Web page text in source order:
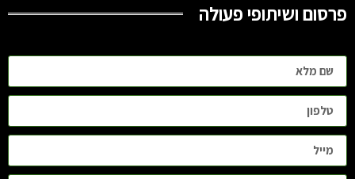
פרסום ושיתופי פעולה